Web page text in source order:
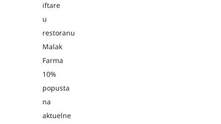
iftare
u
restoranu
Malak
Farma
10%
popusta
na
aktuelne